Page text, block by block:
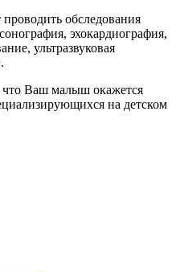
обследования
эхокардиография,
ультразвуковая
Ваш малыш окажется
на детском